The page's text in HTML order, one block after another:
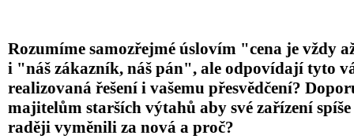
Rozumíme samozřejmé úslovím "cena je vždy
i "náš zákazník, náš pán", ale odpovídají tyto
realizovaná řešení i vašemu přesvědčení?
majitelům starších výtahů aby své zařízení
raději vyměnili za nová a proč?